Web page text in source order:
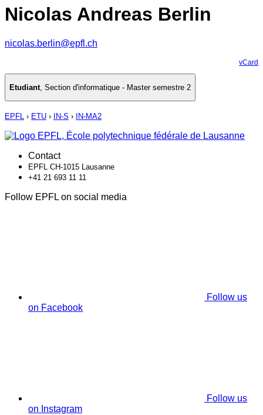
Nicolas Andreas Berlin
nicolas.berlin@epfl.ch
vCard
Etudiant, Section d'informatique - Master semestre 2
EPFL › ETU › IN-S › IN-MA2
Contact
EPFL CH-1015 Lausanne
+41 21 693 11 11
Follow EPFL on social media
Follow us
on Facebook
Follow us
on Instagram